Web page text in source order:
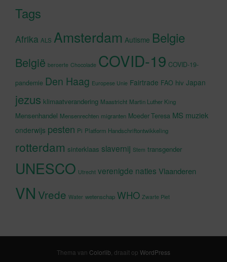
Tags
Afrika ALS Amsterdam Autisme Belgie
België beroerte Chocolade COVID-19 COVID-19-
pandemie Den Haag Europese Unie Fairtrade FAO hiv Japan
jezus klimaatverandering Maastricht Martin Luther King
Mensenhandel Mensenrechten migranten Moeder Teresa MS muziek
onderwijs pesten Pi Platform Handschriftontwikkeling
rotterdam sinterklaas slavernij Stem transgender
UNESCO Utrecht verenigde naties Vlaanderen
VN Vrede Water wetenschap WHO Zwarte Piet
Thema van Colorlib , draait op WordPress